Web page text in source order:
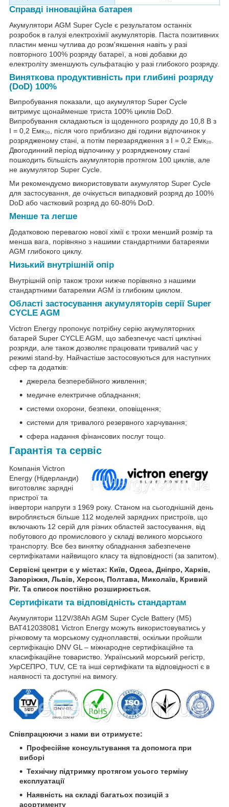
Справді інноваційна батарея
Акумулятори AGM Super Cycle є результатом останніх
розробок в галузі електрохімії акумуляторів. Паста позитивних
пластин менш чутлива до розм'якшення навіть у разі
повторного 100% розряду батареї, а нові добавки до
електроліту зменшують сульфатацію у разі глибокого розряду.
Виняткова продуктивність при глибині розряду
(DoD) 100%
Випробування показали, що акумулятор Super Cycle
витримує щонайменше триста 100% циклів DoD.
Випробування складаються із щоденного розряду до 10,8 В з
I = 0,2 Емк₂₀, після чого приблизно дві години відпочинок у
розрядженому стані, а потім перезарядження з I = 0,2 Емк₂₀.
Двогодинний період відпочинку у розрядженому стані
пошкодить більшість акумуляторів протягом 100 циклів, але
не акумулятор Super Cycle.
Ми рекомендуємо використовувати акумулятор Super Cycle
для застосування, де очікується випадковий розряд до 100%
DoD або частковий розряд до 60-80% DoD.
Менше та легше
Додатковою перевагою нової хімії є трохи менший розмір та
менша вага, порівняно з нашими стандартними батареями
AGM глибокого циклу.
Низький внутрішній опір
Внутрішній опір також трохи нижче порівняно з нашими
стандартними батареями AGM із глибоким циклом.
Області застосування акумуляторів серії Super
CYCLE AGM
Victron Energy пропонує потрібну серію акумуляторних
батарей Super CYCLE AGM, що забезпечує часті циклічні
розряди, але також дозволяє працювати тривалий час у
режимі stand-by. Найчастіше застосовуються для наступних
сфер та додатків:
джерела безперебійного живлення;
медичне електричне обладнання;
системи охорони, безпеки, оповіщення;
системи для тривалого резервного харчування;
сфера надання фінансових послуг тощо.
Гарантія та сервіс
Компанія Victron
Energy (Нідерланди)
виготовляє зарядні
пристрої та
інвертори напруги з 1969 року. Станом на сьогоднішній день
виробляється більше 112 моделей зарядних пристроїв, що
включають 12 серій для різних областей застосування, від
побутового до промислового у складі великого морського
транспорту. Все без винятку обладнання забезпечене
сертифікатами найвищого класу та відповідності (за запитом).
Сервісні центри є у містах: Київ, Одеса, Дніпро, Харків,
Запоріжжя, Львів, Херсон, Полтава, Миколаїв, Кривий
Ріг. Та список постійно розширюється.
Сертифікати та відповідність стандартам
Акумулятори 112V/38Ah AGM Super Cycle Battery (M5)
BAT412038081 Victron Energy можуть використовуватись у
річковому та морському судноплавстві, оскільки пройшли
сертифікацію DNV GL – міжнародне сертифікаційне та
класифікаційне товариство. Український морський регістр,
УкрСЕПРО, TUV, CE та інші сертифікати та відповідності є в
наявності та доступні на вимогу.
Співпрацюючи з нами ви отримуєте:
Професійне консультування та допомога при
виборі
Технічну підтримку протягом усього терміну
експлуатації
Наявність на складі багатьох позицій з
асортименту